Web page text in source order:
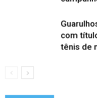
com
tênis de